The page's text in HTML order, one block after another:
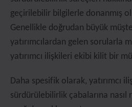
geçirilebilir bilgilerle donanmış
Genellikle doğrudan büyük
yatırımcılardan gelen sorularla
yatırımcı ilişkileri ekibi kilit bir
Daha spesifik olarak, yatırımcı
sürdürülebilirlik çabalarına nasıl